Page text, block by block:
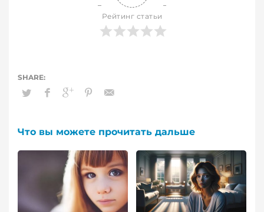
Рейтинг статьи
Что вы можете прочитать дальше